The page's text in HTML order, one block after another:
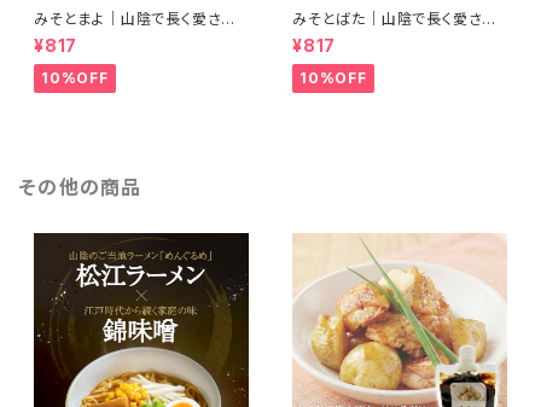
みそとまよ｜山陰で長く愛され
続けている錦味噌とマヨネーズ
で、ディップするだけで濃厚リッ
チな味わいになるみそマヨがで
きました
¥817
10%OFF
みそとばた｜山陰で長く愛され
続けている錦味噌とバターで料
理に便利なみそバターができま
した
¥817
10%OFF
その他の商品